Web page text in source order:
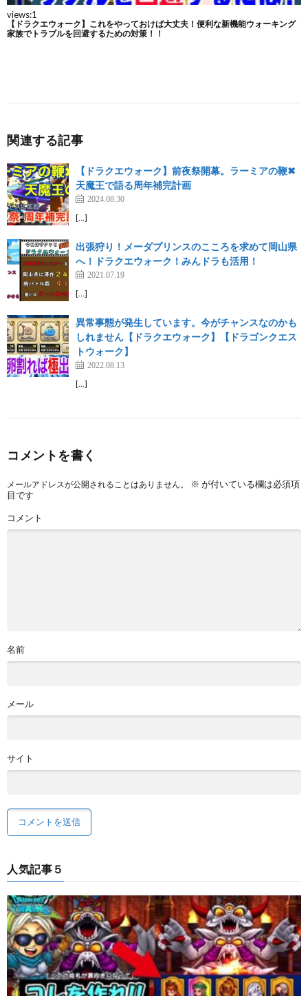
関連する記事
【ドラクエウォーク】前夜祭開幕。ラーミアの鞭✖︎
天魔王で語る周年補完計画
2024.08.30
[…]
出張狩り！メーダプリンスのこころを求めて岡山県
へ！ドラクエウォーク！みんドラも活用！
2021.07.19
[…]
異常事態が発生しています。今がチャンスなのかも
しれません【ドラクエウォーク】【ドラゴンクエス
トウォーク】
2022.08.13
[…]
コメントを書く
メールアドレスが公開されることはありません。 ※ が付いている欄は必須項
目です
コメント
名前
メール
サイト
人気記事５